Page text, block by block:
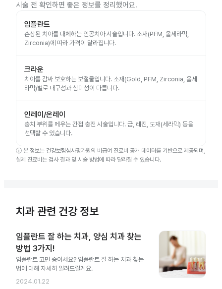
시술 전 확인하면 좋은 정보를 정리했어요.
임플란트
손상된 치아를 대체하는 인공치아 시술입니다. 소재(PFM, 올세라믹,
Zirconia)에 따라 가격이 달라집니다.
크라운
치아를 감싸 보호하는 보철물입니다. 소재(Gold, PFM, Zirconia, 올세
라믹)별로 내구성과 심미성이 다릅니다.
인레이/온레이
충치 부위를 메우는 간접 충전 시술입니다. 금, 레진, 도재(세라믹) 등을
선택할 수 있습니다.
ⓘ 본 정보는 건강보험심사평가원의 비급여 진료비 공개 데이터를 기반으로 제공되며,
실제 진료비는 검사 결과 및 시술 방법에 따라 달라질 수 있습니다.
치과 관련 건강 정보
임플란트 잘 하는 치과, 양심 치과 찾는
방법 3가지!
임플란트 고민 중이세요? 임플란트 잘 하는 치과 찾는
법에 대해 자세히 알려드릴게요.
2024.01.22